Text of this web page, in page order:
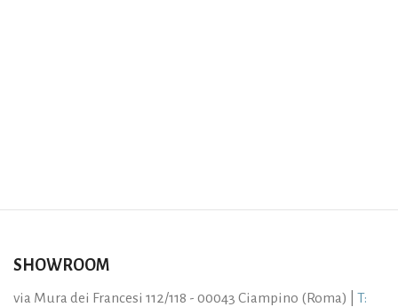
SHOWROOM
via Mura dei Francesi 112/118 - 00043 Ciampino (Roma) | T: